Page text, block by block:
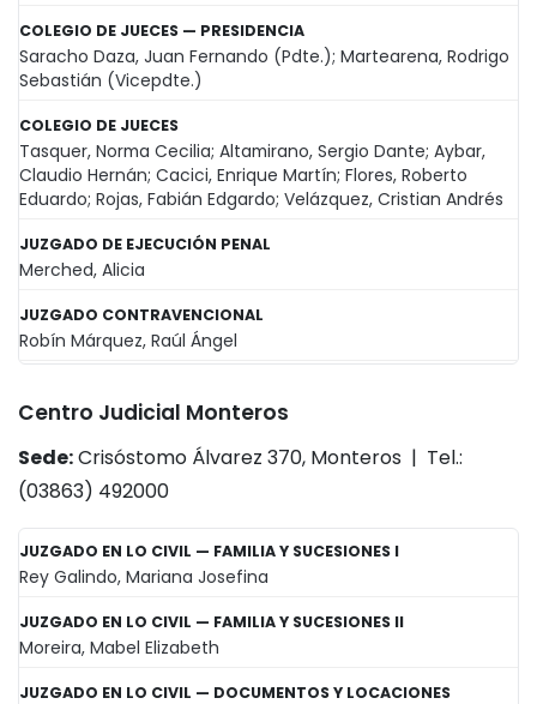
COLEGIO DE JUECES — PRESIDENCIA
Saracho Daza, Juan Fernando (Pdte.); Martearena, Rodrigo
Sebastián (Vicepdte.)
COLEGIO DE JUECES
Tasquer, Norma Cecilia; Altamirano, Sergio Dante; Aybar,
Claudio Hernán; Cacici, Enrique Martín; Flores, Roberto
Eduardo; Rojas, Fabián Edgardo; Velázquez, Cristian Andrés
JUZGADO DE EJECUCIÓN PENAL
Merched, Alicia
JUZGADO CONTRAVENCIONAL
Robín Márquez, Raúl Ángel
Centro Judicial Monteros
Sede:Crisóstomo Álvarez 370, Monteros | Tel.:
(03863) 492000
JUZGADO EN LO CIVIL — FAMILIA Y SUCESIONES I
Rey Galindo, Mariana Josefina
JUZGADO EN LO CIVIL — FAMILIA Y SUCESIONES II
Moreira, Mabel Elizabeth
JUZGADO EN LO CIVIL — DOCUMENTOS Y LOCACIONES